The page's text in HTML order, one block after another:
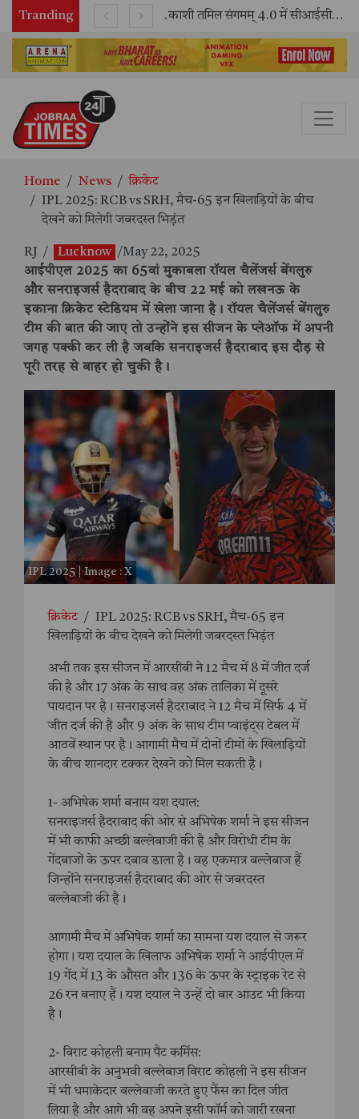
Tranding काशी तमिल संगमम् 4.0 में सीआईसीटी का स्टॉल बना तमिल भाषा और संस्कृति का केंद्र, ‘तमिल करकलाम’ से सीखना हुआ सरल
Home News
क्रिकेट
IPL 2025: RCB vs SRH, मैच-65 इन खिलाड़ियों के बीच
देखने को मिलेगी जबरदस्त भिड़ंत
RJ / Lucknow /May 22, 2025
आईपीएल 2025 का 65वां मुकाबला रॉयल चैलेंजर्स बेंगलुरु
और सनराइजर्स हैदराबाद के बीच 22 मई को लखनऊ के
इकाना क्रिकेट स्टेडियम में खेला जाना है। रॉयल चैलेंजर्स बेंगलुरु
टीम की बात की जाए तो उन्होंने इस सीजन के प्लेऑफ में अपनी
जगह पक्की कर ली है जबकि सनराइजर्स हैदराबाद इस दौड़ से
पूरी तरह से बाहर हो चुकी है।
IPL 2025 | Image : X
क्रिकेट / IPL 2025: RCB vs SRH, मैच-65 इन
खिलाड़ियों के बीच देखने को मिलेगी जबरदस्त भिड़ंत
अभी तक इस सीजन में आरसीबी ने 12 मैच में 8 में जीत दर्ज
की है और 17 अंक के साथ वह अंक तालिका में दूसरे
पायदान पर है। सनराइजर्स हैदराबाद ने 12 मैच में सिर्फ 4 में
जीत दर्ज की है और 9 अंक के साथ टीम प्वाइंट्स टेबल में
आठवें स्थान पर है। आगामी मैच में दोनों टीमों के खिलाड़ियों
के बीच शानदार टक्कर देखने को मिल सकती है।
1- अभिषेक शर्मा बनाम यश दयाल:
सनराइजर्स हैदराबाद की ओर से अभिषेक शर्मा ने इस सीजन
में भी काफी अच्छी बल्लेबाजी की है और विरोधी टीम के
गेंदबाजों के ऊपर दबाव डाला है। वह एकमात्र बल्लेबाज हैं
जिन्होंने सनराइजर्स हैदराबाद की ओर से जबरदस्त
बल्लेबाजी की है।
आगामी मैच में अभिषेक शर्मा का सामना यश दयाल से जरूर
होगा। यश दयाल के खिलाफ अभिषेक शर्मा ने आईपीएल में
19 गेंद में 13 के औसत और 136 के ऊपर के स्ट्राइक रेट से
26 रन बनाए हैं। यश दयाल ने उन्हें दो बार आउट भी किया
है।
2- विराट कोहली बनाम पैट कमिंस:
आरसीबी के अनुभवी बल्लेबाज विराट कोहली ने इस सीजन
में भी धमाकेदार बल्लेबाजी करते हुए फैंस का दिल जीत
लिया है और आगे भी वह अपने इसी फॉर्म को जारी रखना